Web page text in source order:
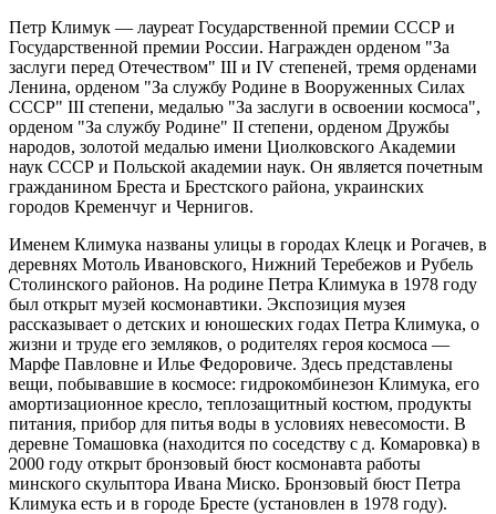
Петр Климук — лауреат Государственной премии СССР и
Государственной премии России. Награжден орденом "За
заслуги перед Отечеством" III и IV степеней, тремя орденами
Ленина, орденом "За службу Родине в Вооруженных Силах
СССР" III степени, медалью "За заслуги в освоении космоса",
орденом "За службу Родине" II степени, орденом Дружбы
народов, золотой медалью имени Циолковского Академии
наук СССР и Польской академии наук. Он является почетным
гражданином Бреста и Брестского района, украинских
городов Кременчуг и Чернигов.
Именем Климука названы улицы в городах Клецк и Рогачев, в
деревнях Мотоль Ивановского, Нижний Теребежов и Рубель
Столинского районов. На родине Петра Климука в 1978 году
был открыт музей космонавтики. Экспозиция музея
рассказывает о детских и юношеских годах Петра Климука, о
жизни и труде его земляков, о родителях героя космоса —
Марфе Павловне и Илье Федоровиче. Здесь представлены
вещи, побывавшие в космосе: гидрокомбинезон Климука, его
амортизационное кресло, теплозащитный костюм, продукты
питания, прибор для питья воды в условиях невесомости. В
деревне Томашовка (находится по соседству с д. Комаровка) в
2000 году открыт бронзовый бюст космонавта работы
минского скульптора Ивана Миско. Бронзовый бюст Петра
Климука есть и в городе Бресте (установлен в 1978 году).